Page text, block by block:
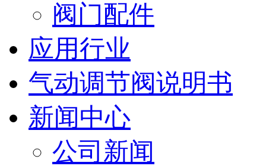
阀门配件
应用行业
气动调节阀说明书
新闻中心
公司新闻